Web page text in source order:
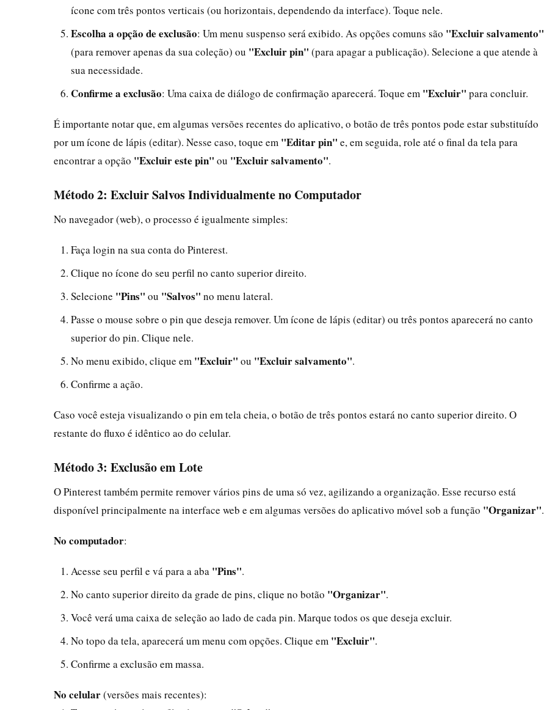
ícone com três pontos verticais (ou horizontais, dependendo da interface). Toque nele.
Escolha a opção de exclusão: Um menu suspenso será exibido. As opções comuns são "Excluir salvamento"
(para remover apenas da sua coleção) ou "Excluir pin" (para apagar a publicação). Selecione a que atende à
sua necessidade.
Confirme a exclusão: Uma caixa de diálogo de confirmação aparecerá. Toque em "Excluir" para concluir.
É importante notar que, em algumas versões recentes do aplicativo, o botão de três pontos pode estar substituído
por um ícone de lápis (editar). Nesse caso, toque em "Editar pin" e, em seguida, role até o final da tela para
encontrar a opção "Excluir este pin" ou "Excluir salvamento".
Método 2: Excluir Salvos Individualmente no Computador
No navegador (web), o processo é igualmente simples:
Faça login na sua conta do Pinterest.
Clique no ícone do seu perfil no canto superior direito.
Selecione "Pins" ou "Salvos" no menu lateral.
Passe o mouse sobre o pin que deseja remover. Um ícone de lápis (editar) ou três pontos aparecerá no canto
superior do pin. Clique nele.
No menu exibido, clique em "Excluir" ou "Excluir salvamento".
Confirme a ação.
Caso você esteja visualizando o pin em tela cheia, o botão de três pontos estará no canto superior direito. O
restante do fluxo é idêntico ao do celular.
Método 3: Exclusão em Lote
O Pinterest também permite remover vários pins de uma só vez, agilizando a organização. Esse recurso está
disponível principalmente na interface web e em algumas versões do aplicativo móvel sob a função "Organizar".
No computador:
Acesse seu perfil e vá para a aba "Pins".
No canto superior direito da grade de pins, clique no botão "Organizar".
Você verá uma caixa de seleção ao lado de cada pin. Marque todos os que deseja excluir.
No topo da tela, aparecerá um menu com opções. Clique em "Excluir".
Confirme a exclusão em massa.
No celular(versões mais recentes):